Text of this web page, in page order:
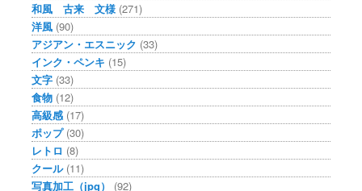
和風 古来 文様 (271)
洋風 (90)
アジアン・エスニック (33)
インク・ペンキ (15)
文字 (33)
食物 (12)
高級感 (17)
ポップ(30)
レトロ (8)
クール(11)
写真加工（jpg）
(92)